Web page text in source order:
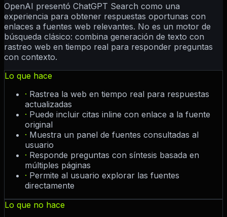
OpenAI presentó ChatGPT Search como una
experiencia para obtener respuestas oportunas con
enlaces a fuentes web relevantes. No es un motor de
búsqueda clásico: combina generación de texto con
rastreo web en tiempo real para responder preguntas
con contexto.
Lo que hace
· Rastrea la web en tiempo real para respuestas
actualizadas
· Puede incluir citas inline con enlace a la fuente
original
· Muestra un panel de fuentes consultadas al
usuario
· Responde preguntas con síntesis basada en
múltiples páginas
· Permite al usuario explorar las fuentes
directamente
Lo que no hace